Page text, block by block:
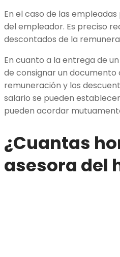
En el caso de las
del empleador. Es preciso
descontados de la
En cuanto a la entrega de
de consignar un documento
remuneración y los
salario se pueden
pueden acordar
¿Cuantas
asesora del